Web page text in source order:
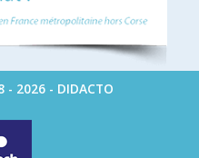
2026 - DIDACTO